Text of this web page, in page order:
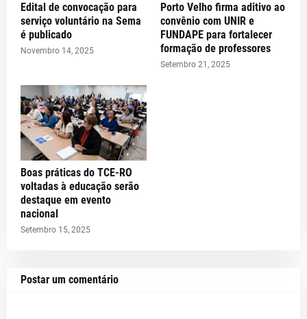
Edital de convocação para
serviço voluntário na Sema
é publicado
Novembro 14, 2025
Porto Velho firma aditivo ao
convênio com UNIR e
FUNDAPE para fortalecer
formação de professores
Setembro 21, 2025
Boas práticas do TCE-RO
voltadas à educação serão
destaque em evento
nacional
Setembro 15, 2025
Postar um comentário